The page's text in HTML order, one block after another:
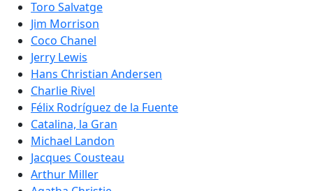
Toro Salvatge
Jim Morrison
Coco Chanel
Jerry Lewis
Hans Christian Andersen
Charlie Rivel
Félix Rodríguez de la Fuente
Catalina, la Gran
Michael Landon
Jacques Cousteau
Arthur Miller